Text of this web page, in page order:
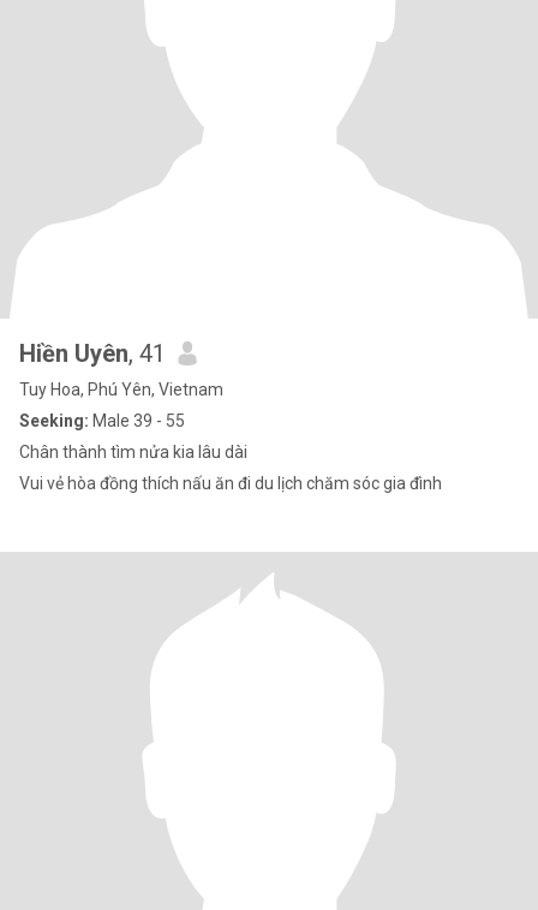
Hiền Uyên, 41
Tuy Hoa, Phú Yên, Vietnam
Seeking: Male 39 - 55
Chân thành tìm nửa kia lâu dài
Vui vẻ hòa đồng thích nấu ăn đi du lịch chăm sóc gia đình